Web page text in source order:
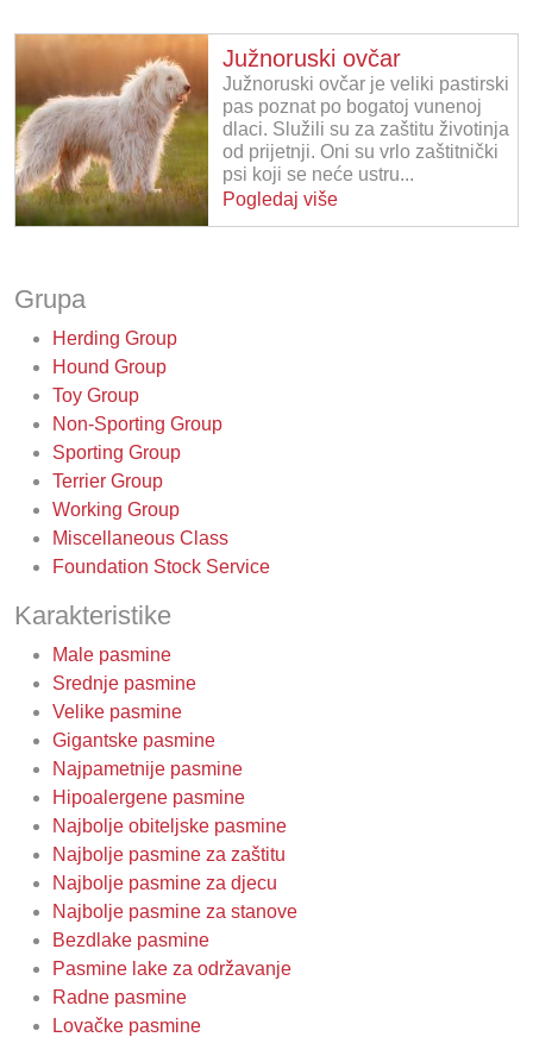
Južnoruski ovčar
Južnoruski ovčar je veliki pastirski
pas poznat po bogatoj vunenoj
dlaci. Služili su za zaštitu životinja
od prijetnji. Oni su vrlo zaštitnički
psi koji se neće ustru...
Pogledaj više
Grupa
Herding Group
Hound Group
Toy Group
Non-Sporting Group
Sporting Group
Terrier Group
Working Group
Miscellaneous Class
Foundation Stock Service
Karakteristike
Male pasmine
Srednje pasmine
Velike pasmine
Gigantske pasmine
Najpametnije pasmine
Hipoalergene pasmine
Najbolje obiteljske pasmine
Najbolje pasmine za zaštitu
Najbolje pasmine za djecu
Najbolje pasmine za stanove
Bezdlake pasmine
Pasmine lake za održavanje
Radne pasmine
Lovačke pasmine